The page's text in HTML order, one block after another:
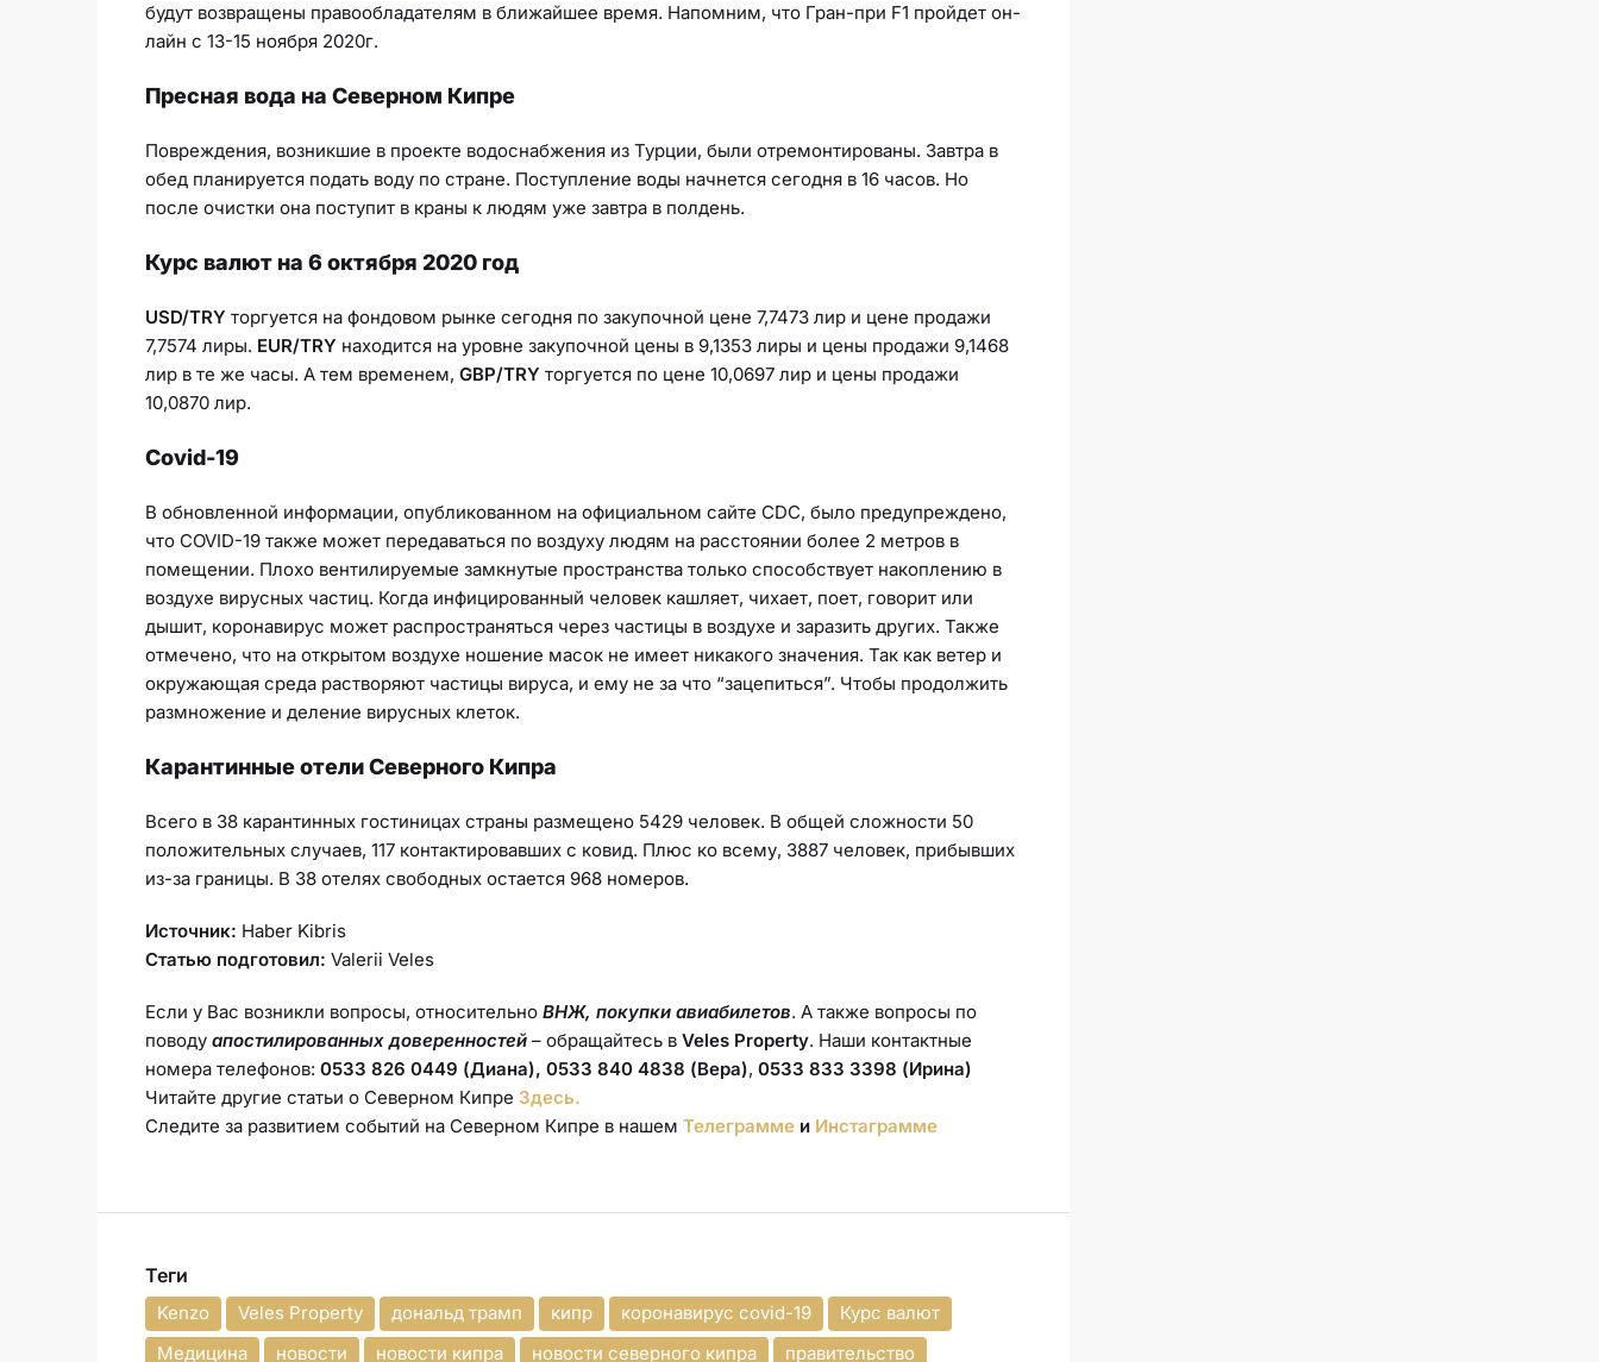
будут возвращены правообладателям в ближайшее время. Напомним, что Гран-при F1 пройдет он-
лайн с 13-15 ноября 2020г.
Пресная вода на Северном Кипре
Повреждения, возникшие в проекте водоснабжения из Турции, были отремонтированы. Завтра в
обед планируется подать воду по стране. Поступление воды начнется сегодня в 16 часов. Но
после очистки она поступит в краны к людям уже завтра в полдень.
Курс валют на 6 октября 2020 год
USD/TRY торгуется на фондовом рынке сегодня по закупочной цене 7,7473 лир и цене продажи
7,7574 лиры. EUR/TRY находится на уровне закупочной цены в 9,1353 лиры и цены продажи 9,1468
лир в те же часы. А тем временем, GBP/TRY торгуется по цене 10,0697 лир и цены продажи
10,0870 лир.
Covid-19
В обновленной информации, опубликованном на официальном сайте CDC, было предупреждено,
что COVID-19 также может передаваться по воздуху людям на расстоянии более 2 метров в
помещении. Плохо вентилируемые замкнутые пространства только способствует накоплению в
воздухе вирусных частиц. Когда инфицированный человек кашляет, чихает, поет, говорит или
дышит, коронавирус может распространяться через частицы в воздухе и заразить других. Также
отмечено, что на открытом воздухе ношение масок не имеет никакого значения. Так как ветер и
окружающая среда растворяют частицы вируса, и ему не за что “зацепиться”. Чтобы продолжить
размножение и деление вирусных клеток.
Карантинные отели Северного Кипра
Всего в 38 карантинных гостиницах страны размещено 5429 человек. В общей сложности 50
положительных случаев, 117 контактировавших с ковид. Плюс ко всему, 3887 человек, прибывших
из-за границы. В 38 отелях свободных остается 968 номеров.
Источник: Haber Kibris
Статью подготовил: Valerii Veles
Если у Вас возникли вопросы, относительно ВНЖ, покупки авиабилетов. А также вопросы по
поводу апостилированных доверенностей – обращайтесь в Veles Property. Наши контактные
номера телефонов: 0533 826 0449 (Диана), 0533 840 4838 (Вера), 0533 833 3398 (Ирина)
Читайте другие статьи о Северном Кипре Здесь.
Следите за развитием событий на Северном Кипре в нашем Телеграмме и Инстаграмме
Теги
Kenzo Veles Property дональд трамп кипр коронавирус covid-19
Курс валют
Медицина
новости новости кипра новости северного кипра правительство